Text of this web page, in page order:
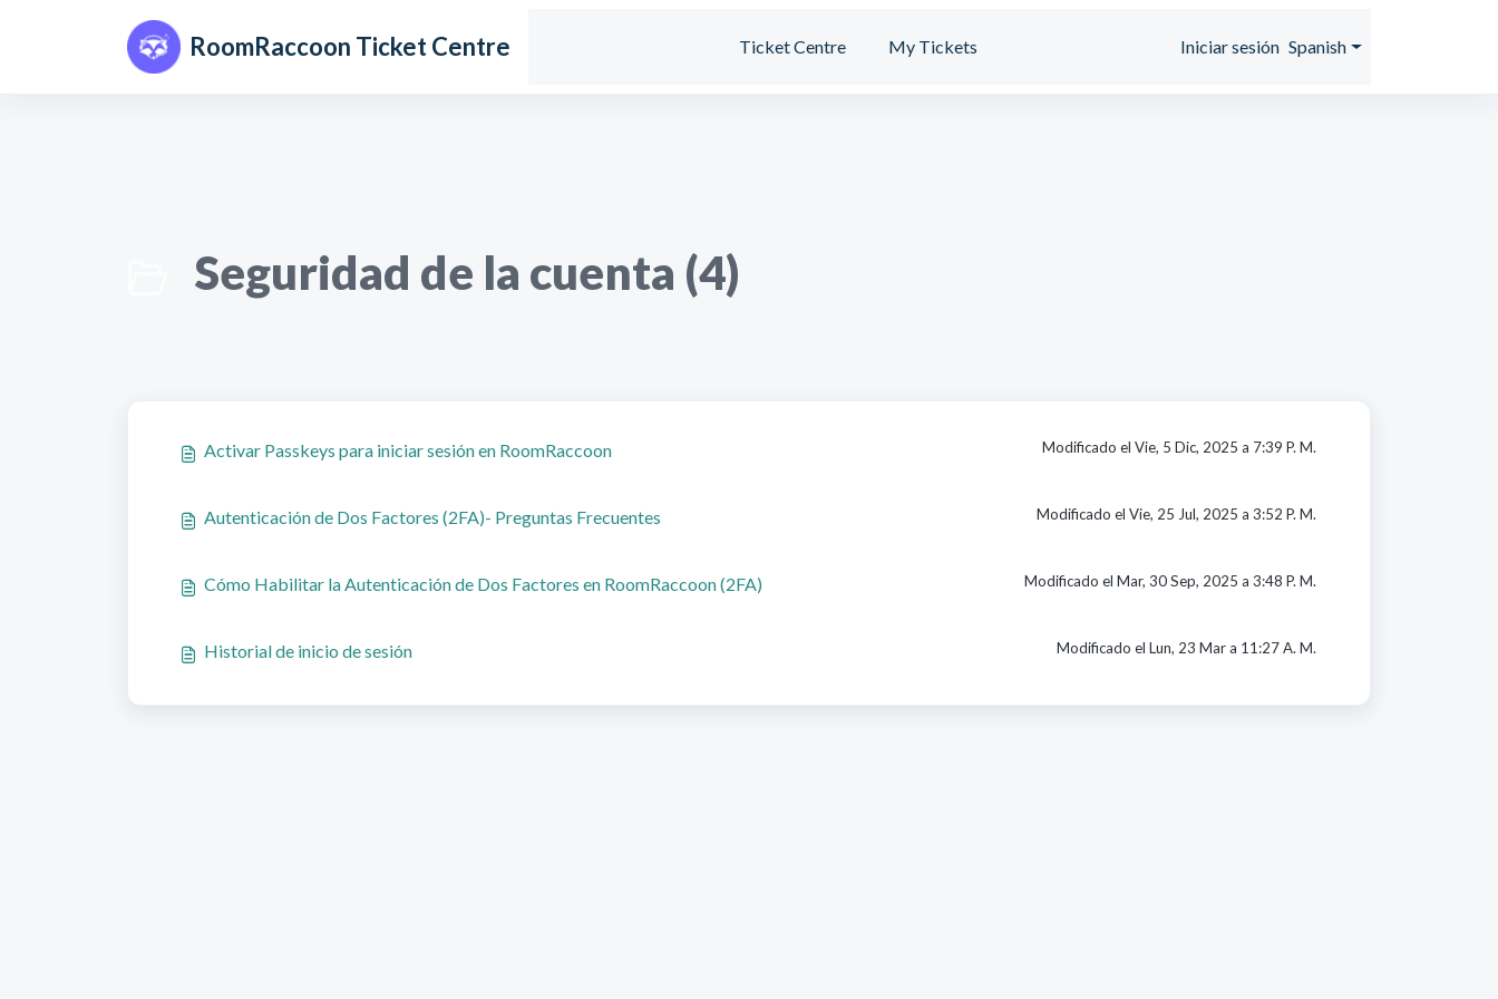
RoomRaccoon Ticket Centre Ticket Centre My Tickets Iniciar sesión Spanish
Seguridad de la cuenta (4)
Activar Passkeys para iniciar sesión en RoomRaccoon Modificado el Vie, 5 Dic, 2025 a 7:39 P. M.
Autenticación de Dos Factores (2FA)- Preguntas Frecuentes Modificado el Vie, 25 Jul, 2025 a 3:52 P. M.
Cómo Habilitar la Autenticación de Dos Factores en RoomRaccoon (2FA) Modificado el Mar, 30 Sep, 2025 a 3:48 P. M.
Historial de inicio de sesión Modificado el Lun, 23 Mar a 11:27 A. M.